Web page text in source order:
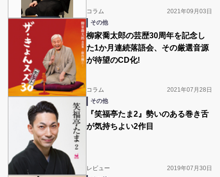
コラム
2021年09月03日
その他
柳家喬太郎の芸歴30周年を記念し
た1か月連続落語会、その厳選音源
が待望のCD化!
コラム
2021年07月28日
その他
『笑福亭たま2』勢いのある巻き舌
が気持ちよい2作目
レビュー
2019年07月30日